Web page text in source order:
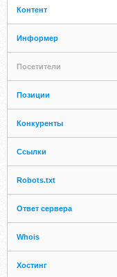
Контент
Информер
Посетители
Позиции
Конкуренты
Ссылки
Robots.txt
Ответ сервера
Whois
Хостинг